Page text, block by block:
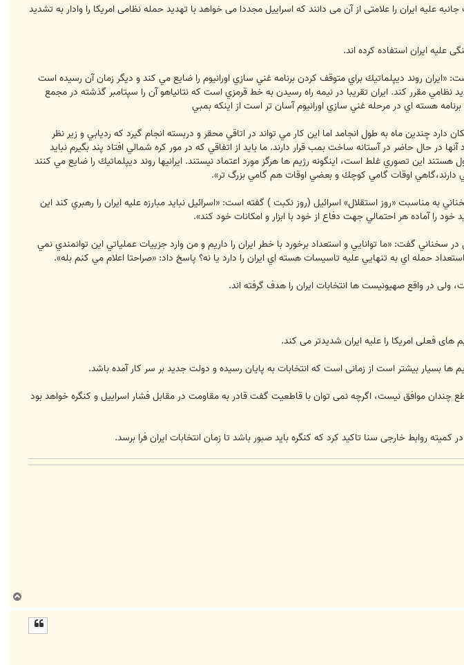
علیه ایران را علامتی از آن می دانند که اسراییل مجددا می خواهد با تهدید حمله نظامی امریکا را وادار به تشدید
ایران استفاده کرده اند.
«ايران روند ديپلماتيك براي متوقف كردن برنامه غني سازي اورانيوم را ضايع مي كند و ديگر زمان آن رسيده است
مقرر كند. ايران تقريبا در نيمه راه رسيدن به خط قرمزي است كه نتانياهو آن را سپتامبر گذشته در مجمع
هسته اي در مرحله غني سازي اورانيوم آسان تر است از اينكه بمبي
چندين ماه به طول انجامد اما اين كار مي تواند در اتاقي محقر و دربسته انجام گيرد كه رديابي و زير نظر
در حال حاضر در آستانه ساخت بمب قرار دارند. ما بايد از اتفاقي كه در مور كره شمالي افتاد پند بگيرم نبايد
اين تصوري غلط است، اينگونه رژيم ها هرگز مورد اعتماد نيستند. ايرانيها روند ديپلماتيك را ضايع مي كنند
دارند،گاهي اوقات گامي كوچك و بعضي اوقات هم گامي بزرگ تر».
(جنك ) جديد اسرائيل هم روز پنجشنبه 29 فروردین، در سخناني به مناسبت «روز استقلال» اسرائيل (روز نكبت ) گفته است: «اسرائيل نبايد مبارزه عليه ايران را رهبري كند اين
را آماده هر احتمالي جهت دفاع از خود با ابزار و امكانات خود كند».
گفت: «ما توانايي و استعداد برخورد با خطر ايران را داريم و من وارد جزييات عملياتي اين توانمندي نمي
حمله اي به تنهايي عليه تاسيسات هسته اي ايران را دارد يا نه؟ پاسخ داد: «صراحتا اعلام مي كنم بله».
های فعلی امریکا را علیه ایران شدیدتر می کند.
ها بسیار بیشتر است از زمانی است که انتخابات به پایان رسیده و دولت جدید بر سر کار آمده باشد.
چندان موافق نیست، اگرچه نمی توان با قاطعیت گفت قادر به مقاومت در مقابل فشار اسراییل و کنگره خواهد بود
ا